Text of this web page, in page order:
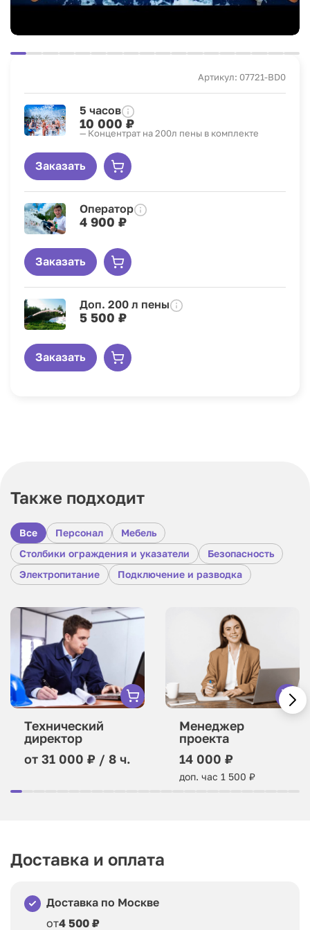
Артикул: 07721-BD0
5 часов
10 000 ₽
— Концентрат на 200л пены в комплекте
Заказать
Оператор
4 900 ₽
Заказать
Доп. 200 л пены
5 500 ₽
Заказать
Также подходит
Все Персонал
Мебель
Столбики ограждения и указатели
Безопасность
Электропитание
Подключение и разводка
Технический
директор
от 31 000 ₽ / 8 ч.
Менеджер
проекта
14 000 ₽
доп. час 1 500 ₽
Доставка и оплата
Доставка по Москве
от4 500 ₽